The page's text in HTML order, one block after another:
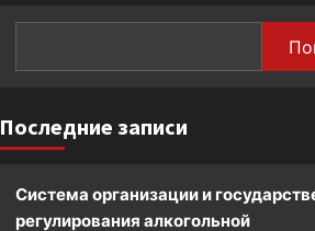
Последние записи
Система организации и
регулирования алкогольной